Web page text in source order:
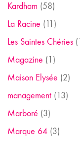
Kardham (58)
La Racine (11)
Les Saintes Chéries
Magazine (1)
Maison Elysée (2)
management (13)
Marboré (3)
Marque 64 (3)